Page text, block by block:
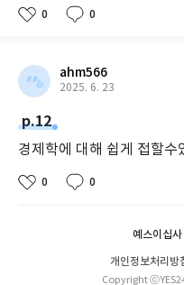
▶ 금리 변동에 따라 지금 당
▶ 취업, 이직, 재테크 등 인생
는 경제적 사고법
▶ 달러 환율과 세계 금리가 우
예측하기
▶ “비트코인을 사야 할까, 말
요한 핵심 정보
0 0
ahm566
2025. 6. 23
p.12
경제학에 대해 쉽게 접할수
0 0
예스이십
개인정보처리방
Copyright